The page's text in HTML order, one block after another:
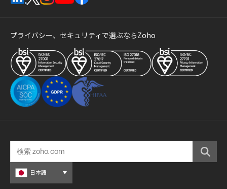
プライバシー、セキュリティで選ぶならZoho
日本語